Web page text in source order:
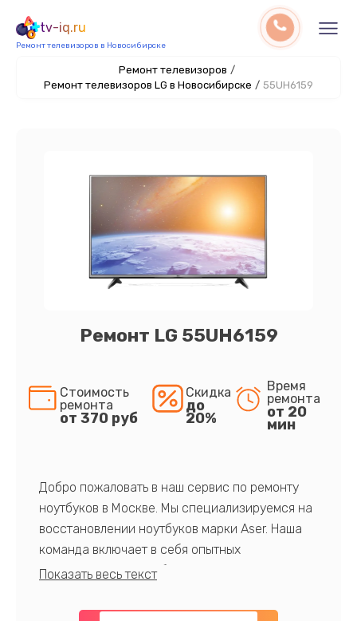
tv-iq.ru
Ремонт телевизоров в Новосибирске
Ремонт телевизоров /
Ремонт телевизоров LG в Новосибирске / 55UH6159
Ремонт LG 55UH6159
Стоимость
ремонта
от 370 руб
Скидка
до
20%
Время
ремонта
от 20
мин
Добро пожаловать в наш сервис по ремонту
ноутбуков в Москве. Мы специализируемся на
восстановлении ноутбуков марки Aser. Наша
команда включает в себя опытных
профессионалов с обширными знаниями и
предлагаем быстрый и качественный ремонт с